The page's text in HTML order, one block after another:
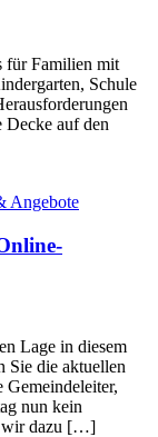
für Familien mit
Schule
auf den
Angebote
Lage in diesem
Sie die aktuellen
Gemeindeleiter,
nun kein
wir dazu […]